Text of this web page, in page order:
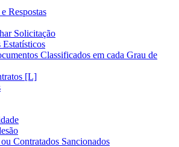
Respostas
Solicitação
Classificados em cada Grau de
[L]
Contratados Sancionados